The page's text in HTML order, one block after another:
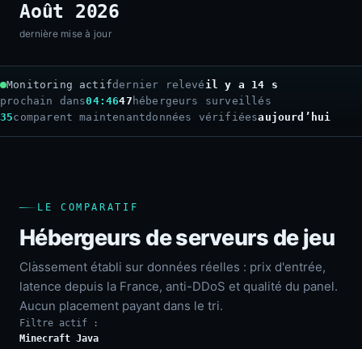
Août 2026
dernière mise à jour
Monitoring actifdernier relevé il y a 16 s
prochain dans04:4447 hébergeurs surveillés
35comparent maintenantdonnées vérifiéesaujourd’hui
LE COMPARATIF
Hébergeurs de serveurs de jeu
Classement établi sur données réelles : prix d'entrée,
latence depuis la France, anti-DDoS et qualité du panel.
Aucun placement payant dans le tri.
Filtre actif :
Minecraft Java